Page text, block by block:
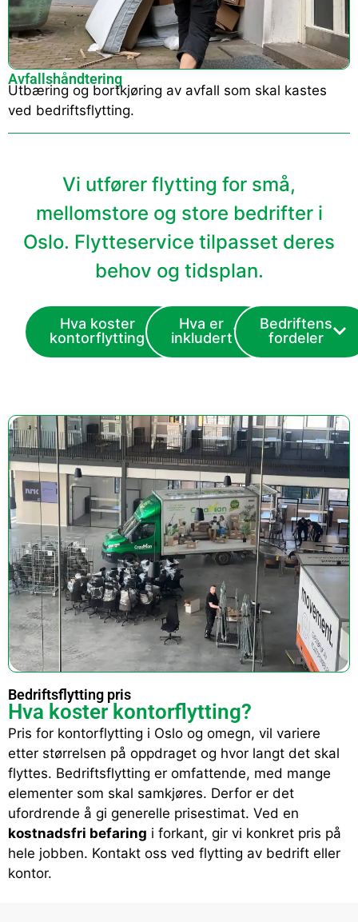
Avfallshåndtering
Utbæring og bortkjøring av avfall som skal kastes
ved bedriftsflytting.
Vi utfører flytting for små,
mellomstore og store bedrifter i
Oslo. Flytteservice tilpasset deres
behov og tidsplan.
Hva koster
kontorflytting
Hva er
inkludert
Bedriftens
fordeler
Bedriftsflytting pris
Hva koster kontorflytting?
Pris for kontorflytting i Oslo og omegn, vil variere
etter størrelsen på oppdraget og hvor langt det skal
flyttes. Bedriftsflytting er omfattende, med mange
elementer som skal samkjøres. Derfor er det
ufordrende å gi generelle prisestimat. Ved en
kostnadsfri befaring i forkant, gir vi konkret pris på
hele jobben. Kontakt oss ved flytting av bedrift eller
kontor.